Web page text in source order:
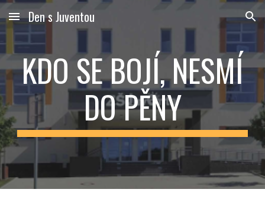
Skip to main content Skip to navigation
Den s Juventou
KDO SE BOJÍ, NESMÍ
DO PĚNY